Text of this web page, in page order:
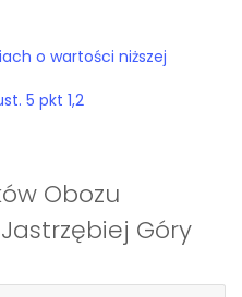
o wartości niższej
5 pkt 1,2
Obozu
Góry